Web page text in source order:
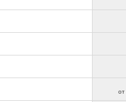
от